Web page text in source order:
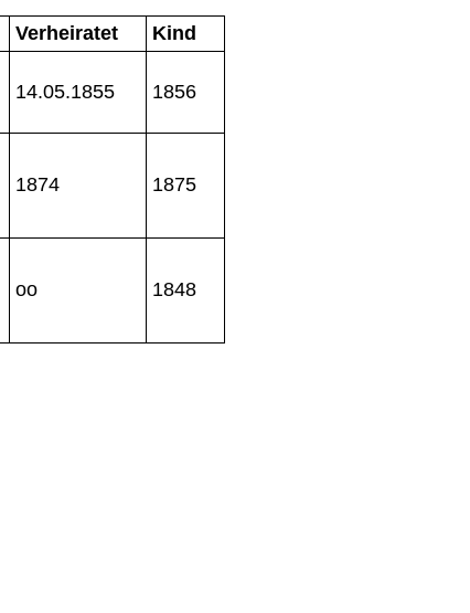
Verheiratet
Kind
14.05.1855 1856
1874 1875
oo 1848